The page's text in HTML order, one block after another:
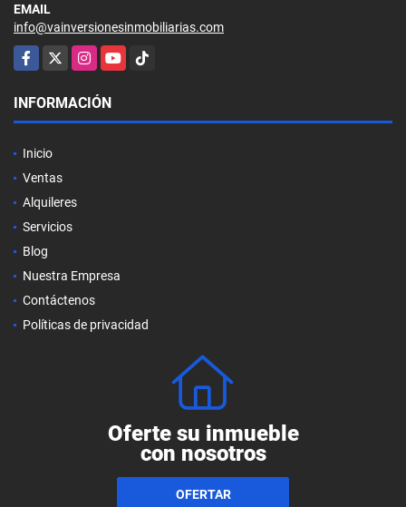
EMAIL
info@vainversionesinmobiliarias.com
Facebook
X InstagramYouTubeTikTok
INFORMACIÓN
Inicio
Ventas
Alquileres
Servicios
Blog
Nuestra Empresa
Contáctenos
Políticas de privacidad
Oferte su inmueble
con nosotros
OFERTAR